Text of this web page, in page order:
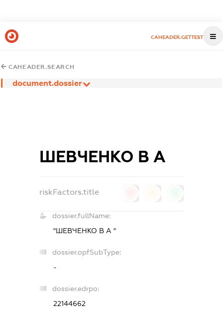
CAHEADER.GETTEST
CAHEADER.SEARCH
document.dossier
ШЕВЧЕНКО В А
riskFactors.title
dossier.fullName:
"ШЕВЧЕНКО В А "
dossier.opfSubType:
-
dossier.edrpo:
22144662